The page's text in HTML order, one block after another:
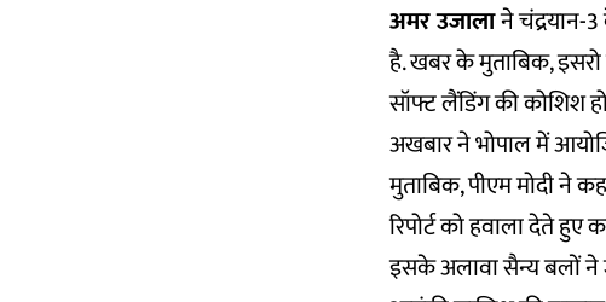
अमर उजालाने चंद्रयान-
है. खबर के मुताबिक,
सॉफ्ट लैंडिंग की कोशिश
अखबार ने भोपाल में
मुताबिक, पीएम मोदी ने
रिपोर्ट को हवाला देते
इसके अलावा सैन्य बलों ने